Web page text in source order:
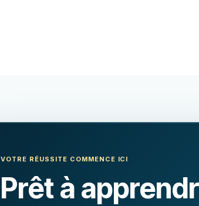
VOTRE RÉUSSITE COMMENCE ICI
Prêt à